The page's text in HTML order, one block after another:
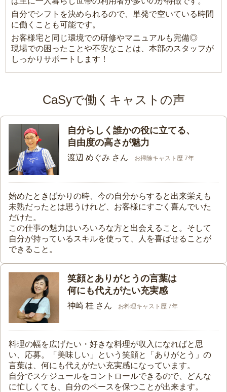
自分でシフトを決められるので、単発で空いている時間
に働くことも可能です。
お客様宅と同じ環境での研修やマニュアルも完備◎
現場での困ったことや不安なことは、本部のスタッフが
しっかりサポートします！
CaSyで働くキャストの声
自分らしく誰かの役に立てる、
自由度の高さが魅力
渡辺 めぐみ さん お掃除キャスト歴 7年
始めたときばかりの時、今の自分からすると出来栄えも
未熟だったとは思うけれど、お客様にすごく喜んでいた
だけた。
この仕事の魅力はいろいろな方と出会えること。そして
自分が持っているスキルを使って、人を喜ばせることが
できること。
笑顔とありがとうの言葉は
何にも代えがたい充実感
神崎 桂 さん お料理キャスト歴 7年
料理の幅を広げたい・好きな料理が収入になればと思
い、応募。「美味しい」という笑顔と「ありがとう」の
言葉は、何にも代えがたい充実感になっています。
自分でスケジュールをコントロールできるので、どんな
に忙しくても、自分のペースを保つことが出来ます。